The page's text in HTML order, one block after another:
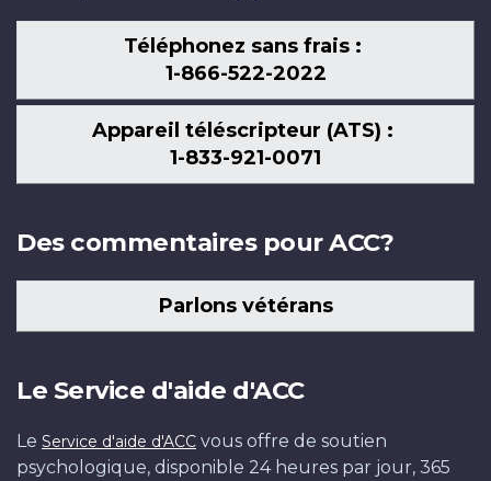
Téléphonez sans frais :
1-866-522-2022
Appareil téléscripteur (ATS) :
1-833-921-0071
Des commentaires pour ACC?
Parlons vétérans
Le Service d'aide d'ACC
Le Service d'aide d'ACC vous offre de soutien
psychologique, disponible 24 heures par jour, 365